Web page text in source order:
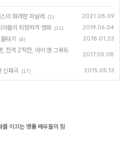
의 화려한 피날레 (1) 2021.08.09
들의 취향저격 영화 (11) 2019.06.04
타기 (4) 2018.01.23
전격 Z작전, 아이 앰 그루트
2017.05.08
신파극 (17) 2015.05.13
이끄는 명품 배우들의 힘